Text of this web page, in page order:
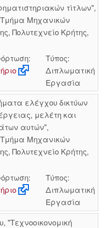
τίτλων",
Μηχανικών
Πολυτεχνείο Κρήτης,
Τύπος:
Διπλωματική
Εργασία
ελέγχου δικτύων
μελέτη και
αυτών",
Μηχανικών
Πολυτεχνείο Κρήτης,
Τύπος:
Διπλωματική
Εργασία
"Τεχνοοικονομική